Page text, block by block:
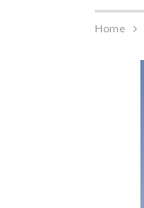
Home